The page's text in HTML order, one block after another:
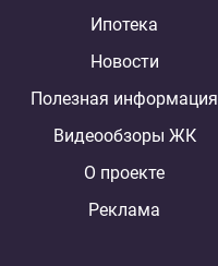
Ипотека
Новости
Полезная информация
Видеообзоры ЖК
О проекте
Реклама